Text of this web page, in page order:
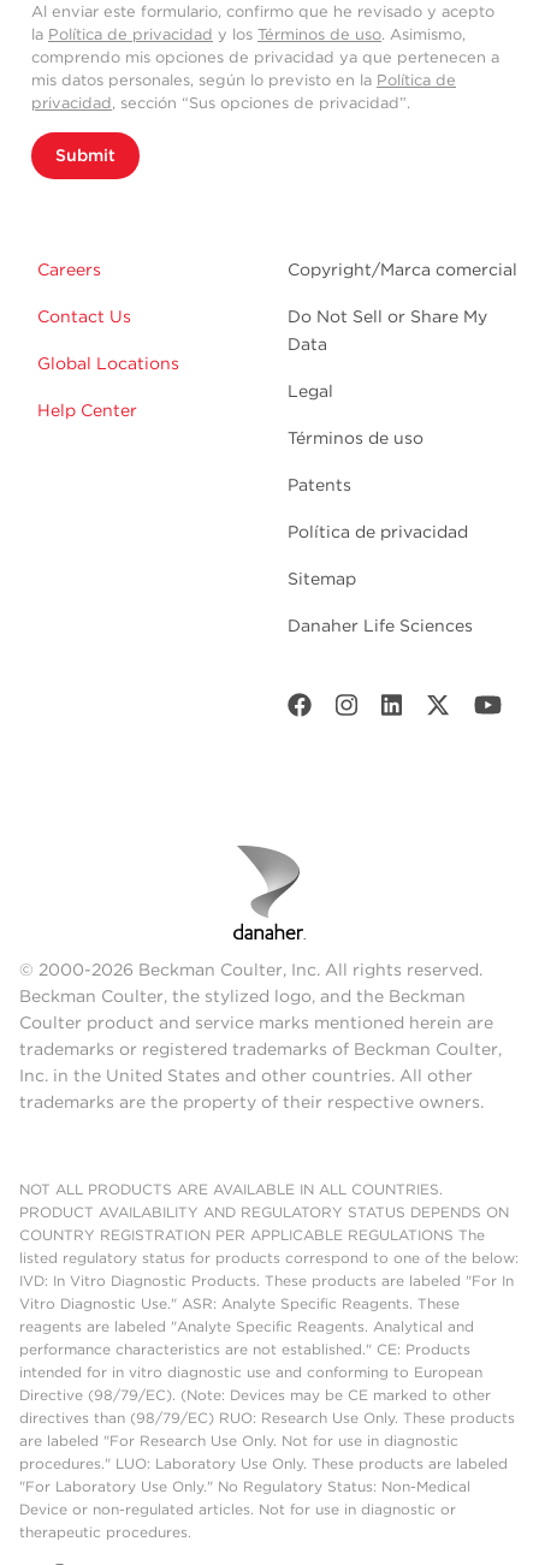
Al enviar este formulario, confirmo que he revisado y acepto
la Política de privacidad y los Términos de uso. Asimismo,
comprendo mis opciones de privacidad ya que pertenecen a
mis datos personales, según lo previsto en la Política de
privacidad, sección “Sus opciones de privacidad”.
Submit
Careers
Contact Us
Global Locations
Help Center
Copyright/Marca comercial
Do Not Sell or Share My
Data
Legal
Términos de uso
Patents
Política de privacidad
Sitemap
Danaher Life Sciences
© 2000-2026 Beckman Coulter, Inc. All rights reserved.
Beckman Coulter, the stylized logo, and the Beckman
Coulter product and service marks mentioned herein are
trademarks or registered trademarks of Beckman Coulter,
Inc. in the United States and other countries. All other
trademarks are the property of their respective owners.
NOT ALL PRODUCTS ARE AVAILABLE IN ALL COUNTRIES.
PRODUCT AVAILABILITY AND REGULATORY STATUS DEPENDS ON
COUNTRY REGISTRATION PER APPLICABLE REGULATIONS The
listed regulatory status for products correspond to one of the below:
IVD: In Vitro Diagnostic Products. These products are labeled "For In
Vitro Diagnostic Use." ASR: Analyte Specific Reagents. These
reagents are labeled "Analyte Specific Reagents. Analytical and
performance characteristics are not established." CE: Products
intended for in vitro diagnostic use and conforming to European
Directive (98/79/EC). (Note: Devices may be CE marked to other
directives than (98/79/EC) RUO: Research Use Only. These products
are labeled "For Research Use Only. Not for use in diagnostic
procedures." LUO: Laboratory Use Only. These products are labeled
"For Laboratory Use Only." No Regulatory Status: Non-Medical
Device or non-regulated articles. Not for use in diagnostic or
therapeutic procedures.